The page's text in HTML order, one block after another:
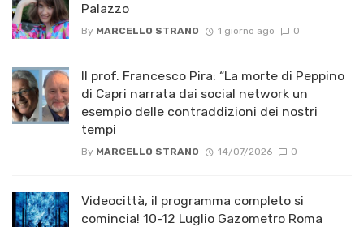
Palazzo
By MARCELLO STRANO 1 giorno ago 0
Il prof. Francesco Pira: “La morte di Peppino
di Capri narrata dai social network un
esempio delle contraddizioni dei nostri
tempi
By MARCELLO STRANO 14/07/2026 0
Videocittà, il programma completo si
comincia! 10-12 Luglio Gazometro Roma